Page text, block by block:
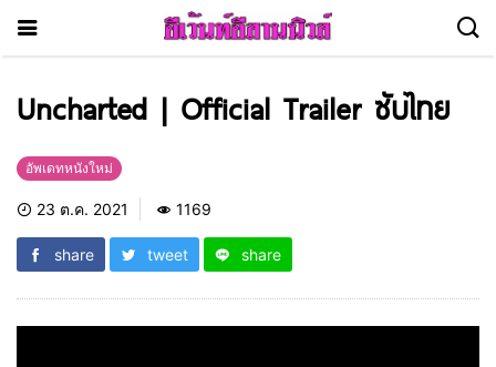
Uncharted | Official Trailer ซับไทย
อัพเดทหนังใหม่
23 ต.ค. 2021 1169
share tweet share